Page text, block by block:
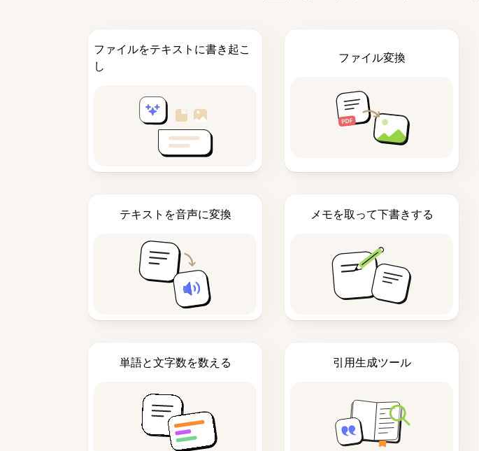
ファイルをテキストに書き起こ
し
ファイル変換
テキストを音声に変換 メモを取って下書きする
単語と文字数を数える 引用生成ツール